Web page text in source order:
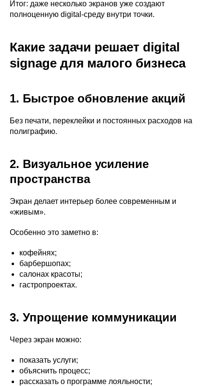
Итог: даже несколько экранов уже создают
полноценную digital-среду внутри точки.
Какие задачи решает digital
signage для малого бизнеса
1. Быстрое обновление акций
Без печати, переклейки и постоянных расходов на
полиграфию.
2. Визуальное усиление
пространства
Экран делает интерьер более современным и
«живым».
Особенно это заметно в:
кофейнях;
барбершопах;
салонах красоты;
гастропроектах.
3. Упрощение коммуникации
Через экран можно:
показать услуги;
объяснить процесс;
рассказать о программе лояльности;